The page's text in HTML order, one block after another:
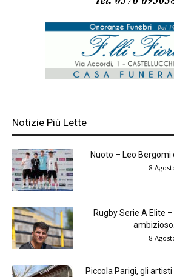
Notizie Più Lette
Nuoto – Leo Bergomi
8
Rugby Serie A Elite
ambizioso.
8
Piccola Parigi, gli